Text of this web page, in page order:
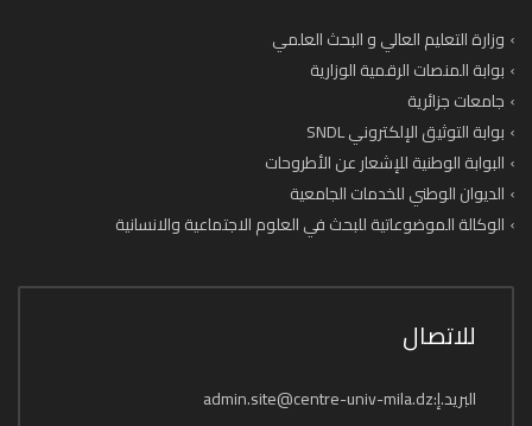
وزارة التعليم العالي و البحث العلمي
بوابة المنصات الرقمية الوزارية
جامعات جزائرية
بوابة التوثيق الإلكتروني SNDL
البوابة الوطنية للإشعار عن الأطروحات
الديوان الوطني للخدمات الجامعية
الوكالة الموضوعاتية للبحث في العلوم الاجتماعية والانسانية
للاتصال
البريد.إ:admin.site@centre-univ-mila.dz